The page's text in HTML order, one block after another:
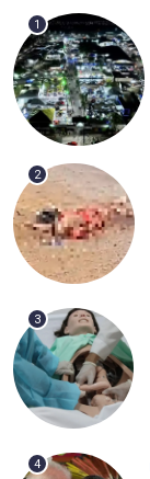
1
2
3
4